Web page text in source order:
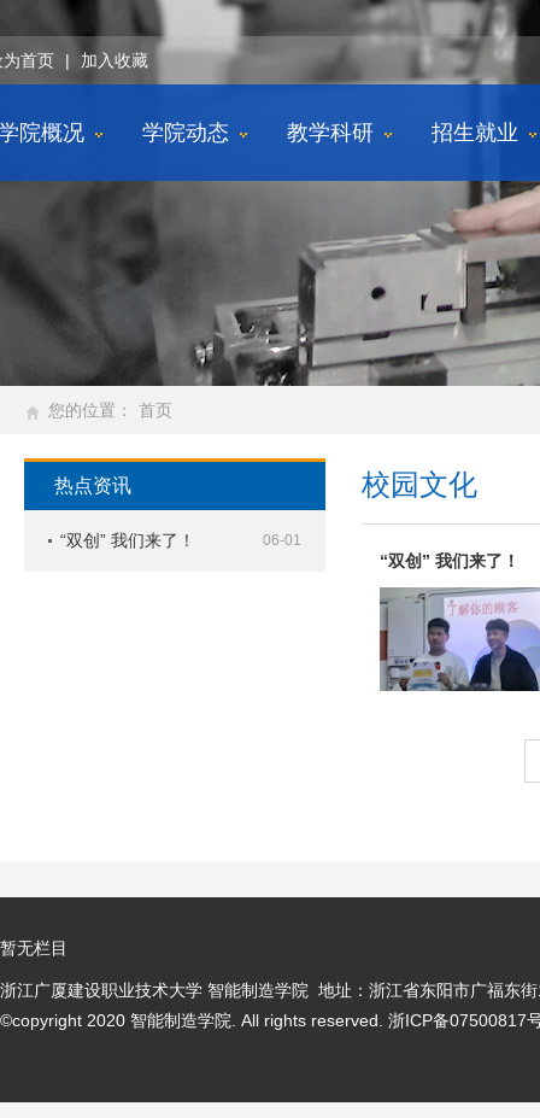
为首页 | 加入收藏
院概况 学院动态 教学科研 招生就业
您的位置： 首页
热点资讯
06-01
“双创” 我们来了！
校园文化
“双创” 我们来了！
暂无栏目
浙江广厦建设职业技术大学 智能制造学院 地址：浙江省东阳市广福东
©copyright 2020 智能制造学院. All rights reserved. 浙ICP备07500817